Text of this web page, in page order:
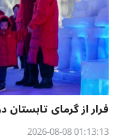
فرار از گرمای
01:13:13 2026-08-08